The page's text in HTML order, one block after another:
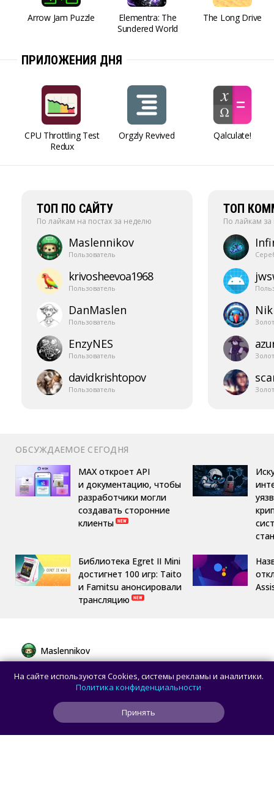
Arrow Jam Puzzle
Elementra: The
Sundered World
The Long Drive
ПРИЛОЖЕНИЯ ДНЯ
CPU Throttling Test
Redux
Orgzly Revived Qalculate!
ТОП ПО САЙТУ
По лайкам на постах за неделю
Maslennikov
Пользователь
krivosheevoa1968
Пользователь
DanMaslen
Пользователь
EnzyNES
Пользователь
davidkrishtopov
Пользователь
ТОП
По лайкам
ОБСУЖДАЕМОЕ СЕГОДНЯ
MAX откроет API
и документацию, чтобы
разработчики могли
создавать сторонние
клиенты
Библиотека Egret II Mini
достигнет 100 игр: Taito
и Famitsu анонсировали
трансляцию
Maslennikov
Сборная России выиграла 7 золотых
медалей из 8 на Международной
олимпиаде по ИИ
На сайте используются Cookies, системы рекламы и аналитики.
Политика конфиденциальности
Принять